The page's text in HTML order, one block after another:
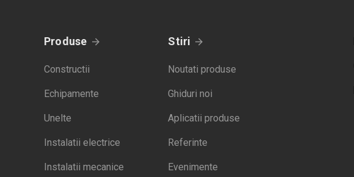
Produse
Constructii
Echipamente
Unelte
Instalatii electrice
Instalatii mecanice
Stiri
Noutati produse
Ghiduri noi
Aplicatii produse
Referinte
Evenimente